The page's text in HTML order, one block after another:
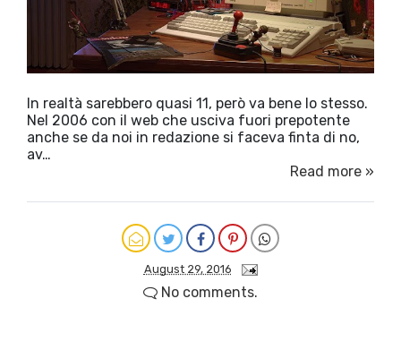
In realtà sarebbero quasi 11, però va bene lo stesso.
Nel 2006 con il web che usciva fuori prepotente
anche se da noi in redazione si faceva finta di no,
av…
Read more »
August 29, 2016
No comments.